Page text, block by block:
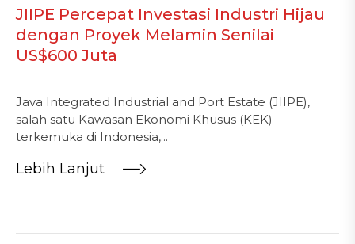
JIIPE Percepat Investasi Industri Hijau
dengan Proyek Melamin Senilai
US$600 Juta
Java Integrated Industrial and Port Estate (JIIPE),
salah satu Kawasan Ekonomi Khusus (KEK)
terkemuka di Indonesia,...
Lebih Lanjut